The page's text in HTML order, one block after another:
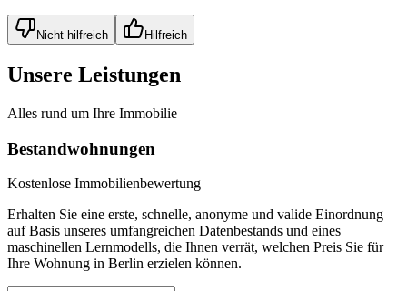
Nicht hilfreich Hilfreich
Unsere Leistungen
Alles rund um Ihre Immobilie
Bestandwohnungen
Kostenlose Immobilienbewertung
Erhalten Sie eine erste, schnelle, anonyme und valide Einordnung
auf Basis unseres umfangreichen Datenbestands und eines
maschinellen Lernmodells, die Ihnen verrät, welchen Preis Sie für
Ihre Wohnung in Berlin erzielen können.